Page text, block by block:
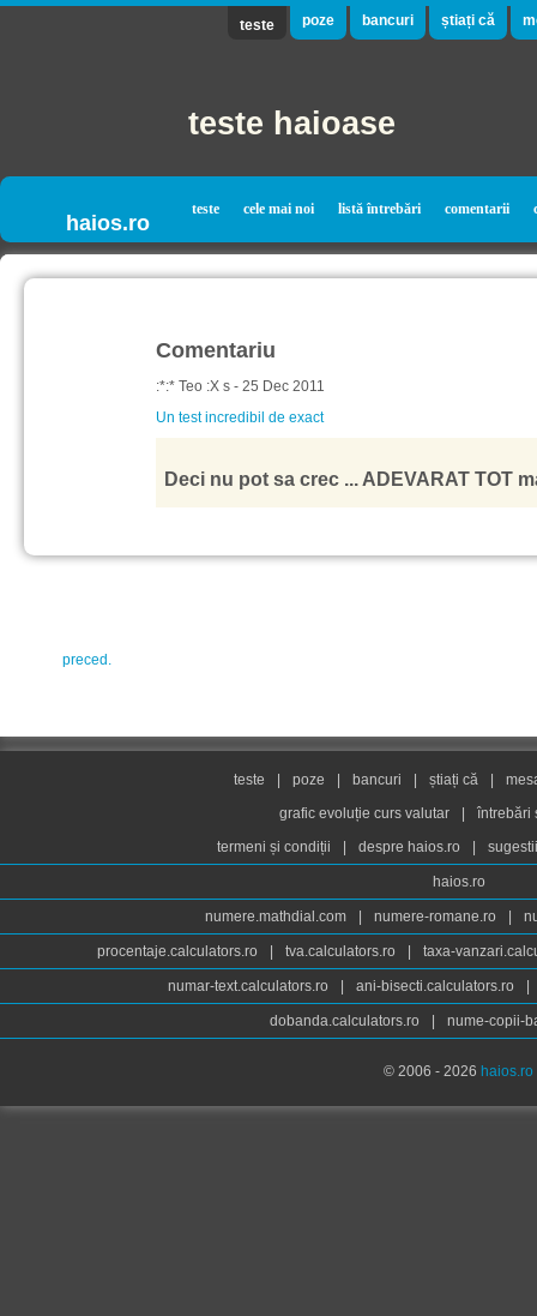
teste poze bancuri știați că
teste haioase
haios.ro
teste cele mai noi listă întrebări comentarii
Comentariu
:*:* Teo :X s - 25 Dec 2011
Un test incredibil de exact
Deci nu pot sa crec ... ADEVARAT TOT
preced.
teste poze bancuri știați că
grafic evoluție curs valutar
întrebări
termeni și condiții
despre haios.ro
haios.ro
numere.mathdial.com numere-romane.ro
procentaje.calculators.ro tva.calculators.ro taxa-
numar-text.calculators.ro ani-bisecti.calculators.ro
dobanda.calculators.ro nume-copii-
© 2006 - 2026 haios.ro